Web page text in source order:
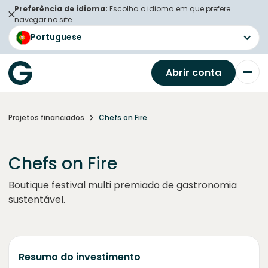
Preferência de idioma: Escolha o idioma em que prefere
navegar no site.
Portuguese
Abrir conta
Projetos financiados Chefs on Fire
Chefs on Fire
Boutique festival multi premiado de gastronomia
sustentável.
Resumo do investimento